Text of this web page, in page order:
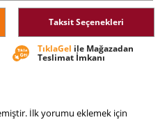
ve sade bir dille anlatıyor.
için hangi aksiyonları
Taksit Seçenekleri
TıklaGel ile Mağazadan
Teslimat İmkanı
İlk yorumu eklemek için